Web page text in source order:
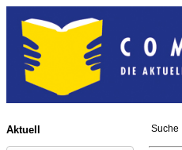
Aktuell Suche